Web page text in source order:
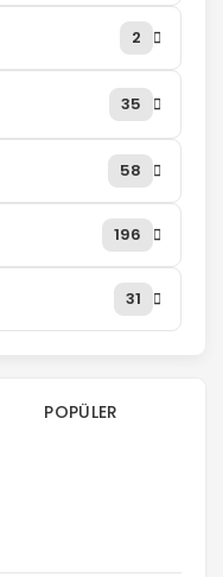
2
35
58
196
31
POPÜLER